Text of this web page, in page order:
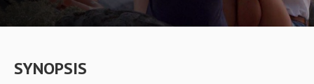
SYNOPSIS